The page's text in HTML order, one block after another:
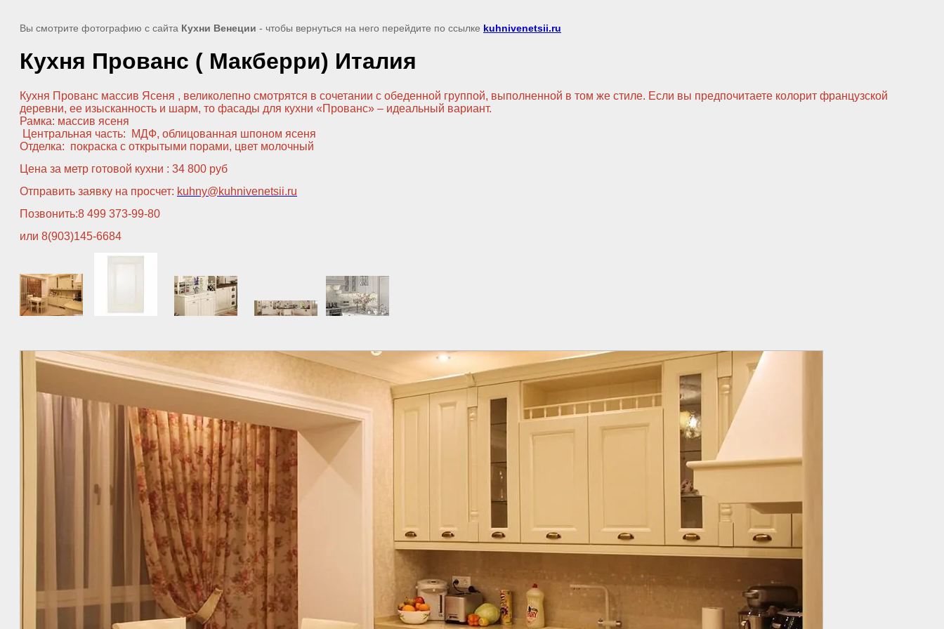
Вы смотрите фотографию с сайта Кухни Венеции - чтобы вернуться на него перейдите по ссылке kuhnivenetsii.ru
Кухня Прованс ( Макберри) Италия
Кухня Прованс массив Ясеня , великолепно смотрятся в сочетании с обеденной группой, выполненной в том же стиле. Если вы предпочитаете колорит французской
деревни, ее изысканность и шарм, то фасады для кухни «Прованс» – идеальный вариант.
Рамка: массив ясеня
Центральная часть: МДФ, облицованная шпоном ясеня
Отделка: покраска с открытыми порами, цвет молочный
Цена за метр готовой кухни : 34 800 руб
Отправить заявку на просчет: kuhny@kuhnivenetsii.ru
Позвонить:8 499 373-99-80
или 8(903)145-6684